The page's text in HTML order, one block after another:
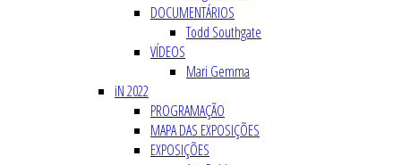
DOCUMENTÁRIOS
Todd Southgate
VÍDEOS
Mari Gemma
iN 2022
PROGRAMAÇÃO
MAPA DAS EXPOSIÇÕES
EXPOSIÇÕES